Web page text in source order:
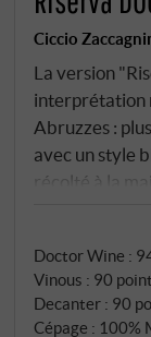
Ciccio
La version
interprétation
Abruzzes :
avec un style
récolté à la
fermentation
au vin
Doctor Wine :
Vinous : 90
Decanter : 90
Cépage : 100%